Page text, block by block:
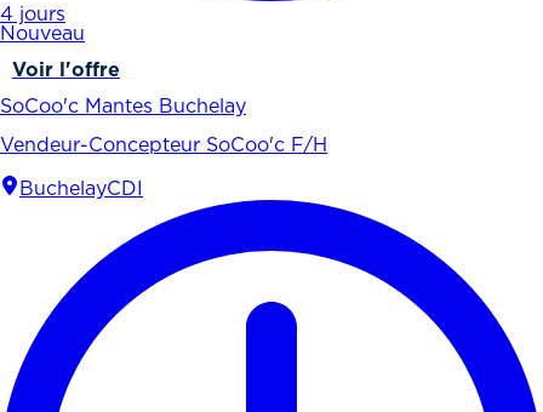
4 jours
Nouveau
Voir l'offre
SoCoo'c Mantes Buchelay
Vendeur-Concepteur SoCoo'c F/H
BuchelayCDI